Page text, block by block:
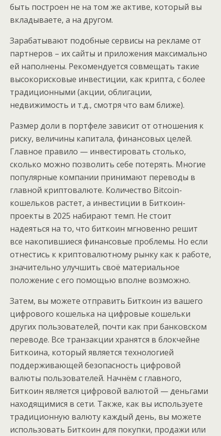
быть построен не на том же активе, который вы
вкладываете, а на другом.
Зарабатывают подобные сервисы на рекламе от
партнеров – их сайты и приложения максимально
ей наполнены. Рекомендуется совмещать такие
высокорисковые инвестиции, как крипта, с более
традиционными (акции, облигации,
недвижимость и т.д., смотря что вам ближе).
Размер доли в портфеле зависит от отношения к
риску, величины капитала, финансовых целей.
Главное правило — инвестировать столько,
сколько можно позволить себе потерять. Многие
популярные компании принимают переводы в
главной криптовалюте. Количество Bitcoin-
кошельков растет, а инвестиции в Биткоин-
проекты в 2025 набирают темп. Не стоит
надеяться на то, что биткоин мгновенно решит
все накопившиеся финансовые проблемы. Но если
отнестись к криптовалютному рынку как к работе,
значительно улучшить своё материальное
положение с его помощью вполне возможно.
Затем, вы можете отправить Биткоин из вашего
цифрового кошелька на цифровые кошельки
других пользователей, почти как при банковском
переводе. Все транзакции хранятся в блокчейне
Биткоина, который является технологией
поддерживающей безопасность цифровой
валюты пользователей. Начнём с главного,
Биткоин является цифровой валютой — деньгами
находящимися в сети. Также, как вы используете
традиционную валюту каждый день, вы можете
использовать Биткоин для покупки, продажи или